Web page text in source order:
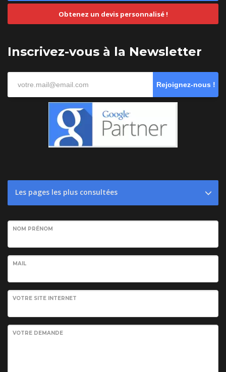
Obtenez un devis personnalisé !
Inscrivez-vous à la Newsletter
Rejoignez-nous !
Les pages les plus consultées
NOM PRÉNOM
MAIL
VOTRE SITE INTERNET
VOTRE DEMANDE